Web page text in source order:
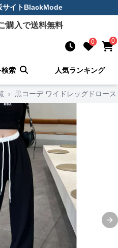
サイトBlackMode
購入で送料無料
0 0
検索 人気ランキング
› 黒コーデ ワイドレッグドロー